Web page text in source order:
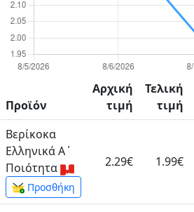
Προϊόν
Αρχική
τιμή
Τελική
τιμή
Βερίκοκα
Ελληνικά Α΄
Ποιότητα
Προσθήκη
2.29€ 1.99€